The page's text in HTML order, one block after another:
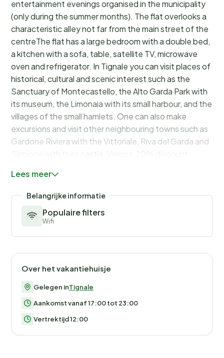
entertainment evenings organised in the municipality
(only during the summer months). The flat overlooks a
characteristic alley not far from the main street of the
centreThe flat has a large bedroom with a double bed,
a kitchen with a sofa, table, satellite TV, microwave
oven and refrigerator. In Tignale you can visit places of
historical, cultural and scenic interest such as the
Sanctuary of Montecastello, the Alto Garda Park with
its museum, the Limonaia with its small harbour, and the
villages of the small hamlets. One can also make
excursions and visit other neighbouring towns such as
Gardone Riviera with the Vittoriale, Riva del Garda and
shop downstairs from the flat. IT017185C2435ET489
Type gebouw: eengezinshuis. bouwjaar: 1980.
Lees meer
Belangrijke informatie
Populaire filters
Wifi
Over het vakantiehuisje
Gelegen inTignale
Aankomst vanaf 17:00 tot 23:00
Vertrektijd 12:00